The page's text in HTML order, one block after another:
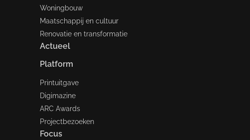
Woningbouw
Maatschappij en cultuur
Renovatie en transformatie
Actueel
Platform
Printuitgave
Digimazine
ARC Awards
Projectbezoeken
Focus